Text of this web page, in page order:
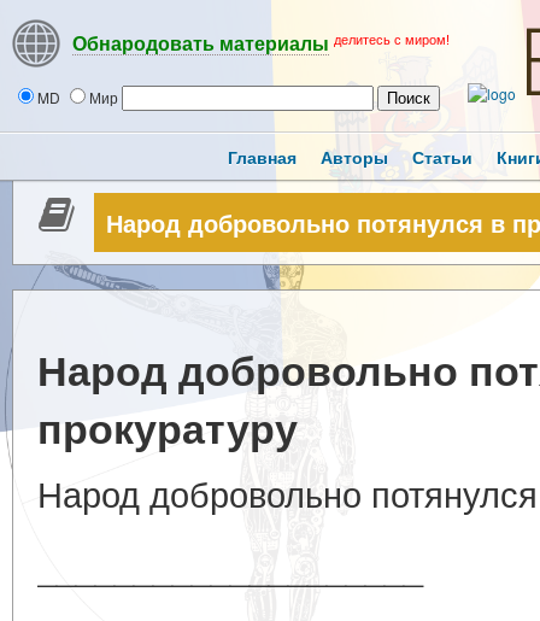
Обнародовать материалы делитесь с миром!
MD Мир
Главная Авторы Статьи
Народ добровольно потянулся в
Народ добровольно
прокуратуру
Народ добровольно